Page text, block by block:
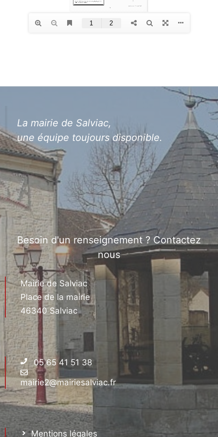
La mairie de Salviac,
une équipe toujours disponible.
Besoin d'un renseignement ? Contactez
nous
Mairie de Salviac
Place de la mairie
46340 Salviac
05 65 41 51 38
mairie2@mairiesalviac.fr
Mentions légales